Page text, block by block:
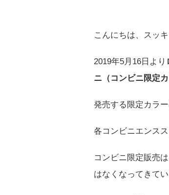
こんにちは、スッキ
2019年5月16日より
ニ（コンビニ限定カ
発売する限定カラー
各コンビニエンス
コンビニ限定販売
はなくなってきて